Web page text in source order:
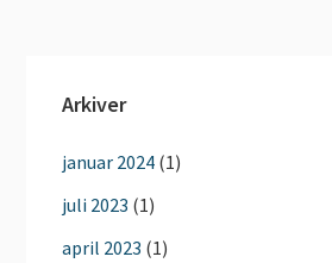
Arkiver
januar 2024 (1)
juli 2023 (1)
april 2023 (1)